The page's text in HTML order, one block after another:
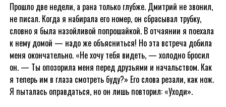
Прошло две недели, а рана только глубже. Дмитрий не звонил,
не писал. Когда я набирала его номер, он сбрасывал трубку,
словно я была назойливой попрошайкой. В отчаянии я поехала
к нему домой — надо же объясниться! Но эта встреча добила
меня окончательно. «Не хочу тебя видеть, — холодно бросил
он. — Ты опозорила меня перед друзьями и начальством. Как
я теперь им в глаза смотреть буду?» Его слова резали, как нож.
Я пыталась оправдаться, но он лишь повторил: «Уходи».